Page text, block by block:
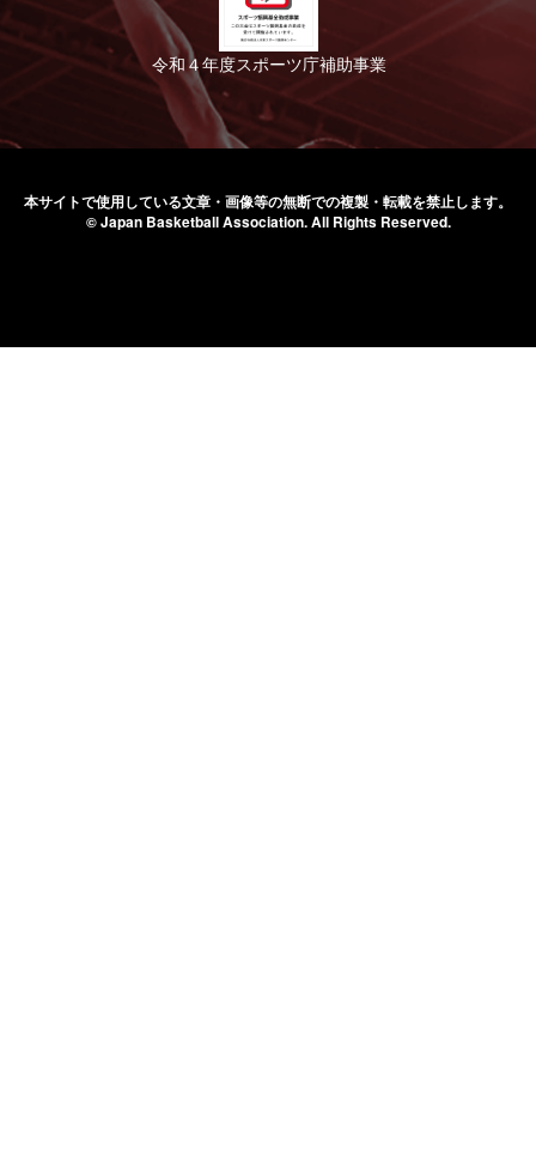
令和４年度スポーツ庁補助事業
本サイトで使用している文章・画像等の無断での複製・転載を禁止します。
© Japan Basketball Association.All Rights Reserved.